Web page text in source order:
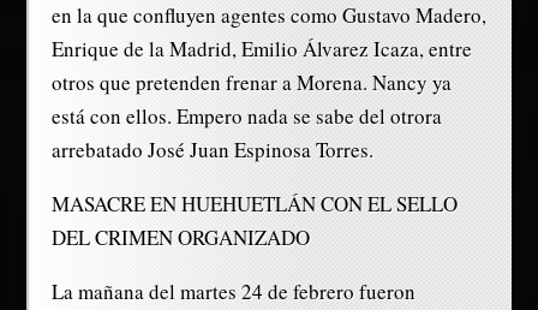
en la que confluyen agentes como Gustavo Madero,
Enrique de la Madrid, Emilio Álvarez Icaza, entre
otros que pretenden frenar a Morena. Nancy ya
está con ellos. Empero nada se sabe del otrora
arrebatado José Juan Espinosa Torres.
MASACRE EN HUEHUETLÁN CON EL SELLO
DEL CRIMEN ORGANIZADO
La mañana del martes 24 de febrero fueron